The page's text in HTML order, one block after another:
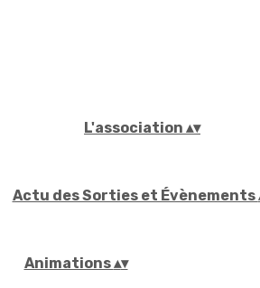
L'association ▴▾
Actu des Sorties et Évènements
Animations▴▾